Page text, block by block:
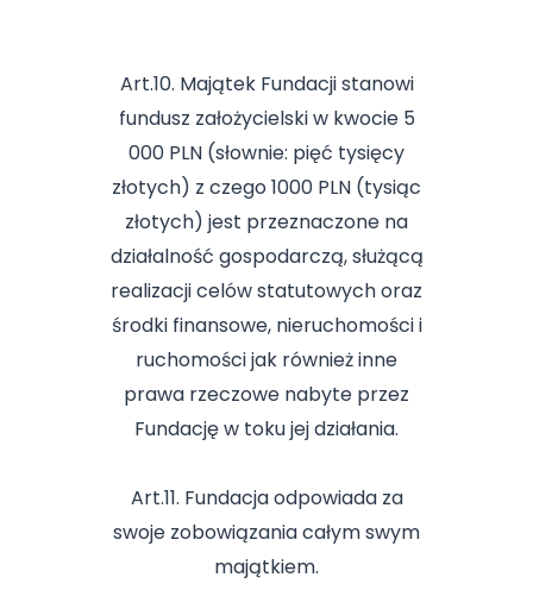
Art.10. Majątek Fundacji stanowi
fundusz założycielski w kwocie 5
000 PLN (słownie: pięć tysięcy
złotych) z czego 1000 PLN (tysiąc
złotych) jest przeznaczone na
działalność gospodarczą, służącą
realizacji celów statutowych oraz
środki finansowe, nieruchomości i
ruchomości jak również inne
prawa rzeczowe nabyte przez
Fundację w toku jej działania.
Art.11. Fundacja odpowiada za
swoje zobowiązania całym swym
majątkiem.